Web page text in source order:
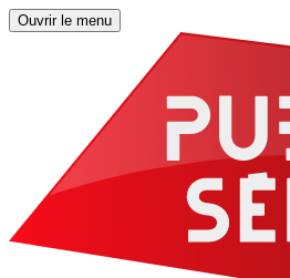
Ouvrir le menu